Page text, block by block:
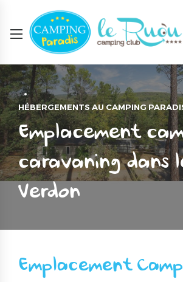
HÉBERGEMENTS AU CAMPING
Emplacement
caravaning dans
Verdon
Emplacement